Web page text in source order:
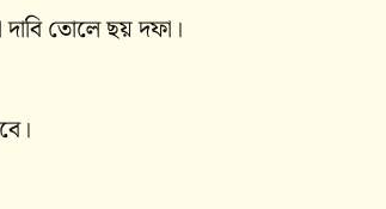
দাবি তোলে ছয় দফা।